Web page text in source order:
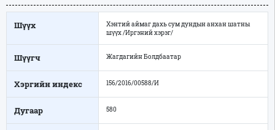
Шүүх
Хэнтий аймаг дахь сум дундын анхан шатны
шүүх /Иргэний хэрэг/
Шүүгч Жагдагийн Болдбаатар
Хэргийн индекс 156/2016/00588/И
Дугаар 580